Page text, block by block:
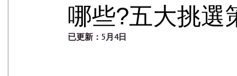
哪些?五大挑選
已更新： 5月4日